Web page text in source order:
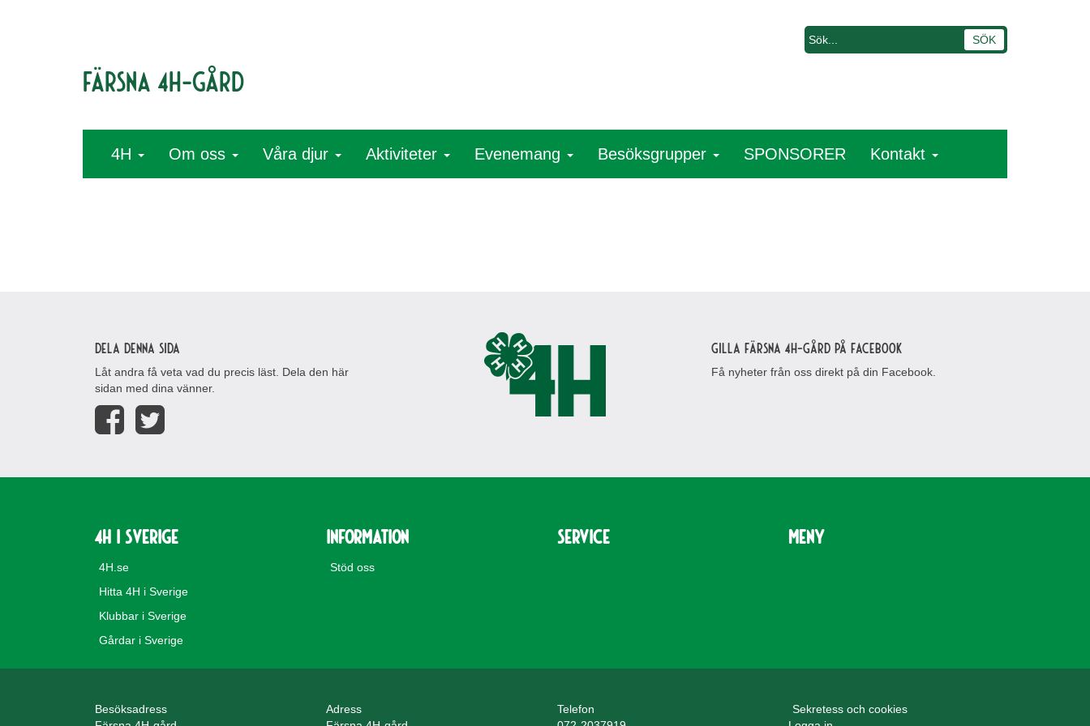
Färsna 4H-gård
4H Om oss Våra djur Aktiviteter Evenemang Besöksgrupper SPONSORER Kontakt
Dela denna sida
Låt andra få veta vad du precis läst. Dela den här
sidan med dina vänner.
Gilla Färsna 4H-gård på Facebook
Få nyheter från oss direkt på din Facebook.
4H i Sverige
4H.se
Hitta 4H i Sverige
Klubbar i Sverige
Gårdar i Sverige
Information
Stöd oss
Service Meny
Besöksadress
Adress
Telefon
Sekretess och cookies